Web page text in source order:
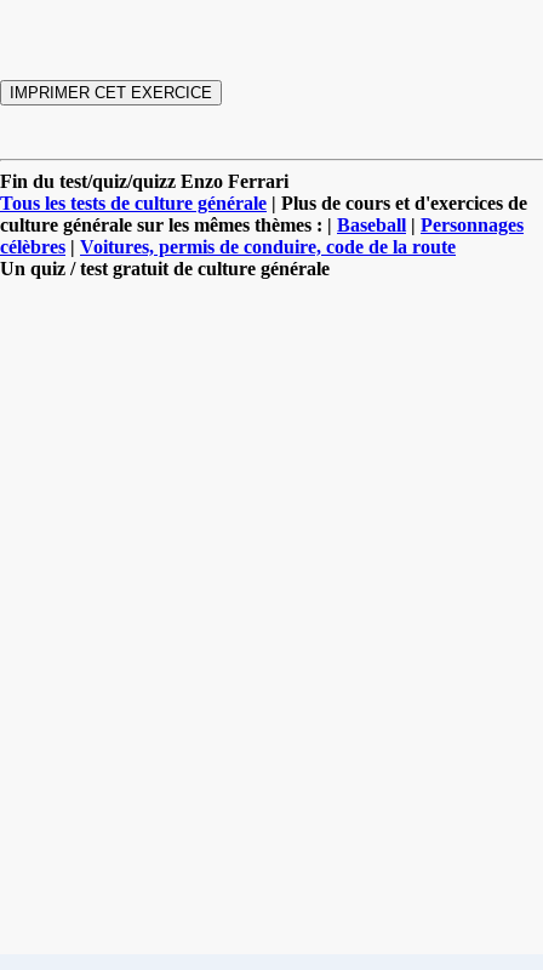
Fin du test/quiz/quizz Enzo Ferrari
Tous les tests de culture générale | Plus de cours et d'exercices de
culture générale sur les mêmes thèmes : | Baseball | Personnages
célèbres | Voitures, permis de conduire, code de la route
Un quiz / test gratuit de culture générale